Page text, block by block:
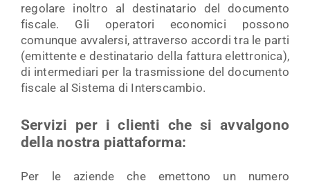
regolare inoltro al destinatario del documento
fiscale. Gli operatori economici possono
comunque avvalersi, attraverso accordi tra le parti
(emittente e destinatario della fattura elettronica),
di intermediari per la trasmissione del documento
fiscale al Sistema di Interscambio.
Servizi per i clienti che si avvalgono
della nostra piattaforma:
Per le aziende che emettono un numero